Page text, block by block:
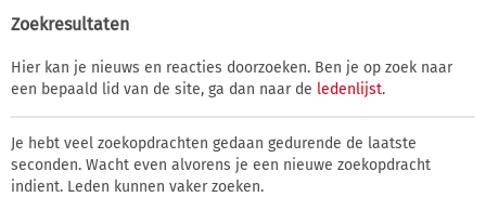
Zoekresultaten
Hier kan je nieuws en reacties doorzoeken. Ben je op zoek naar
een bepaald lid van de site, ga dan naar de ledenlijst.
Je hebt veel zoekopdrachten gedaan gedurende de laatste
seconden. Wacht even alvorens je een nieuwe zoekopdracht
indient. Leden kunnen vaker zoeken.